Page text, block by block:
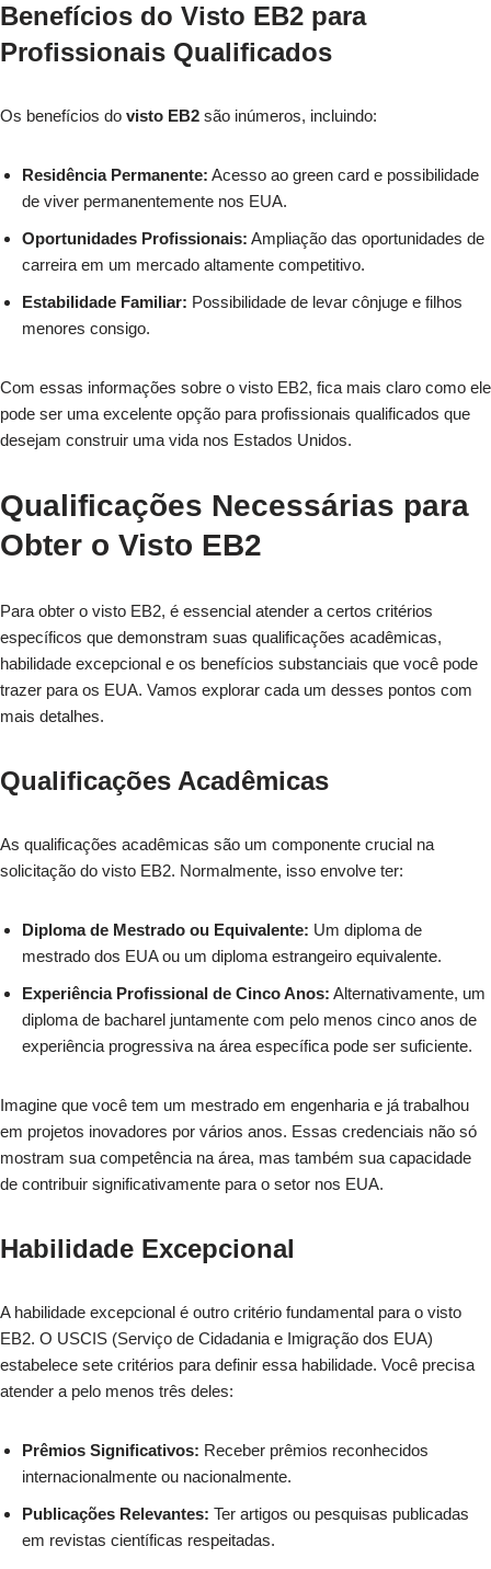
Benefícios do Visto EB2 para
Profissionais Qualificados
Os benefícios do visto EB2 são inúmeros, incluindo:
Residência Permanente: Acesso ao green card e possibilidade
de viver permanentemente nos EUA.
Oportunidades Profissionais: Ampliação das oportunidades de
carreira em um mercado altamente competitivo.
Estabilidade Familiar: Possibilidade de levar cônjuge e filhos
menores consigo.
Com essas informações sobre o visto EB2, fica mais claro como ele
pode ser uma excelente opção para profissionais qualificados que
desejam construir uma vida nos Estados Unidos.
Qualificações Necessárias para
Obter o Visto EB2
Para obter o visto EB2, é essencial atender a certos critérios
específicos que demonstram suas qualificações acadêmicas,
habilidade excepcional e os benefícios substanciais que você pode
trazer para os EUA. Vamos explorar cada um desses pontos com
mais detalhes.
Qualificações Acadêmicas
As qualificações acadêmicas são um componente crucial na
solicitação do visto EB2. Normalmente, isso envolve ter:
Diploma de Mestrado ou Equivalente: Um diploma de
mestrado dos EUA ou um diploma estrangeiro equivalente.
Experiência Profissional de Cinco Anos: Alternativamente, um
diploma de bacharel juntamente com pelo menos cinco anos de
experiência progressiva na área específica pode ser suficiente.
Imagine que você tem um mestrado em engenharia e já trabalhou
em projetos inovadores por vários anos. Essas credenciais não só
mostram sua competência na área, mas também sua capacidade
de contribuir significativamente para o setor nos EUA.
Habilidade Excepcional
A habilidade excepcional é outro critério fundamental para o visto
EB2. O USCIS (Serviço de Cidadania e Imigração dos EUA)
estabelece sete critérios para definir essa habilidade. Você precisa
atender a pelo menos três deles:
Prêmios Significativos: Receber prêmios reconhecidos
internacionalmente ou nacionalmente.
Publicações Relevantes: Ter artigos ou pesquisas publicadas
em revistas científicas respeitadas.